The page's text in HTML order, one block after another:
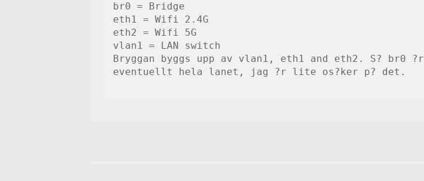
br0 = Bridge
eth1 = Wifi 2.4G
eth2 = Wifi 5G
vlan1 = LAN switch
Bryggan byggs upp av vlan1, eth1 and eth2. S? br0 ?r
eventuellt hela lanet, jag ?r lite os?ker p? det.